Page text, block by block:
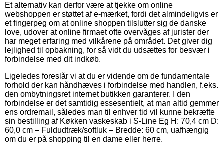
Et alternativ kan derfor være at tjekke om online
webshoppen er støttet af e-mærket, fordi det almindeligvis er
et fingerpeg om at online shoppen tilslutter sig de danske
love, udover at online firmaet ofte overvåges af jurister der
har meget erfaring med vilkårene på området. Det giver dig
lejlighed til opbakning, for så vidt du udsættes for besvær i
forbindelse med dit indkøb.
Ligeledes foreslår vi at du er vidende om de fundamentale
forhold der kan håndhæves i forbindelse med handlen, f.eks.
den ombytningsret internet butikken garanterer. I den
forbindelse er det samtidig essesentielt, at man altid gemmer
ens ordremail, således man til enhver tid vil kunne bekræfte
sin bestilling af Køkken vaskeskab i S-Line Eg H: 70,4 cm D:
60,0 cm – Fuldudtræk/softluk – Bredde: 60 cm, uafhængig
om du er på shopping til en dame eller herre.